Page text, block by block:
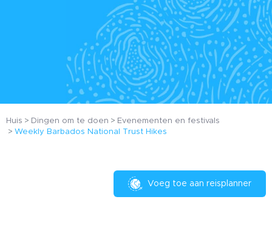
Huis Dingen om te doen
Evenementen en festivals
Weekly Barbados National Trust Hikes
Voeg toe aan reisplanner